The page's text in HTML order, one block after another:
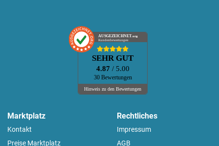
AUSGEZEICHNET.org
Kundenbewertungen
SEHR GUT
4.87 / 5.00
30 Bewertungen
Hinweis zu den Bewertungen
Marktplatz
Kontakt
Preise Marktplatz
Rechtliches
Impressum
AGB